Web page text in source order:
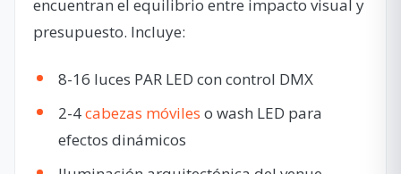
encuentran el equilibrio entre impacto visual y
presupuesto. Incluye:
8-16 luces PAR LED con control DMX
2-4cabezas móviles o wash LED para
efectos dinámicos